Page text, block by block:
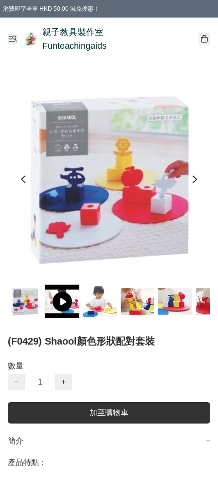
消費即享全單 HKD 50.00 減免優惠！
購物滿 HKD 699.00即享免運費優惠！（適用於 特定的送貨方式 )
凡購物滿HKD 699.00，即享免費禮品
親子教具製作室
Funteachingaids
(F0429) Shaool顏色形狀配對套裝
數量
−
+
加至購物車
簡介 −
產品特點：